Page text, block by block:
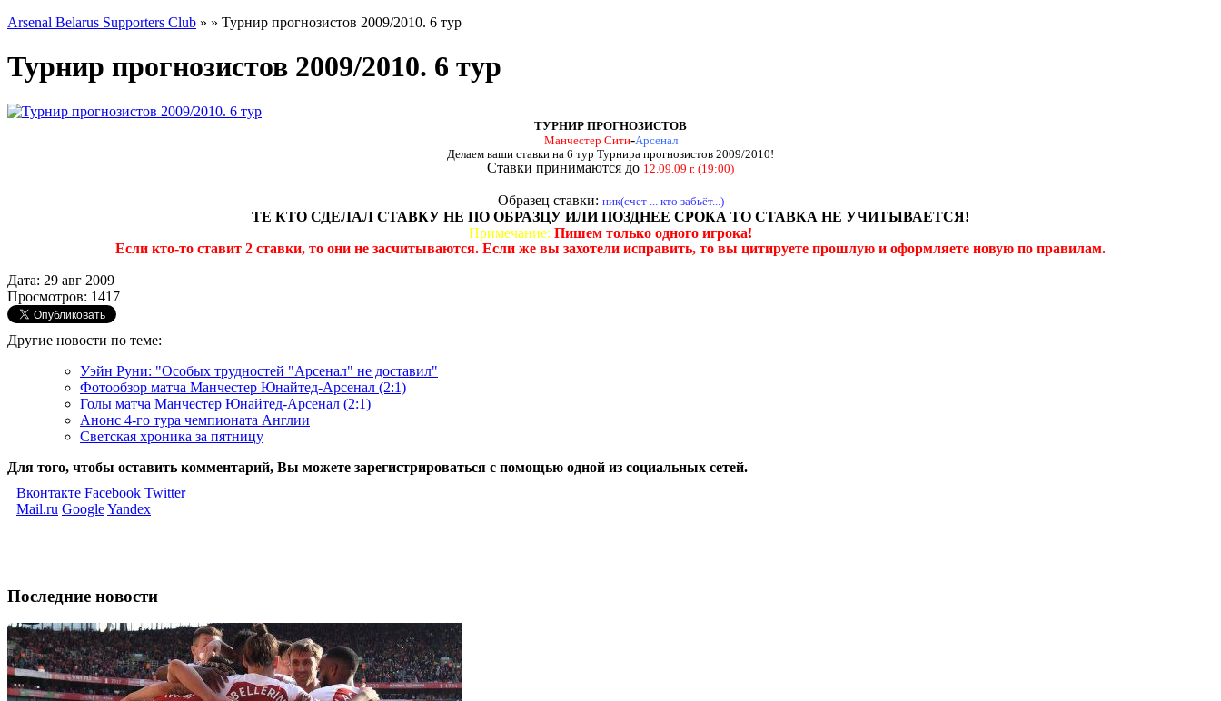
Arsenal Belarus Supporters Club » » Турнир прогнозистов 2009/2010. 6 тур
Турнир прогнозистов 2009/2010. 6 тур
ТУРНИР ПРОГНОЗИСТОВ
Манчестер Сити-Арсенал
Делаем ваши ставки на 6 тур Турнира прогнозистов 2009/2010!
Ставки принимаются до 12.09.09 г. (19:00)
Образец ставки: ник(счет ... кто забьёт...)
ТЕ КТО СДЕЛАЛ СТАВКУ НЕ ПО ОБРАЗЦУ ИЛИ ПОЗДНЕЕ СРОКА ТО СТАВКА НЕ УЧИТЫВАЕТСЯ!
Примечание: Пишем только одного игрока!
Если кто-то ставит 2 ставки, то они не засчитываются. Если же вы захотели исправить, то вы цитируете прошлую и оформляете новую по правилам.
Дата: 29 авг 2009
Просмотров: 1417
Другие новости по теме:
Уэйн Руни: "Особых трудностей "Арсенал" не доставил"
Фотообзор матча Манчестер Юнайтед-Арсенал (2:1)
Голы матча Манчестер Юнайтед-Арсенал (2:1)
Анонс 4-го тура чемпионата Англии
Светская хроника за пятницу
Для того, чтобы оставить комментарий, Вы можете зарегистрироваться с помощью одной из социальных сетей.
Вконтакте Facebook Twitter
Mail.ru GoogleYandex
Последние новости